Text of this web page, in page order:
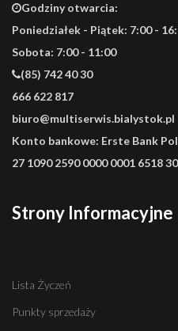
Godziny otwarcia:
Poniedziałek - Piątek: 7:00 -
Sobota: 7:00 - 11:00
(85) 742 40 30
666 622 817
biuro@multiserwis.bialystok.pl
Konto bankowe: Erste Bank
27 1090 2590 0000 0001 6518
Strony Informacyjne
Lista Życzeń
Punkty sprzedaży